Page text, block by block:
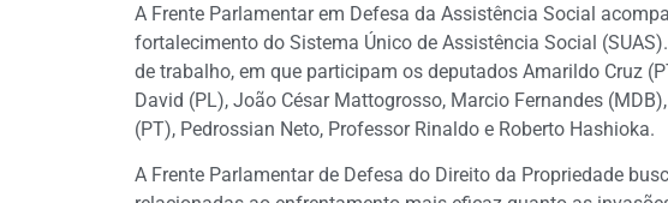
A Frente Parlamentar em Defesa da Assistência Social
fortalecimento do Sistema Único de Assistência Social
de trabalho, em que participam os deputados Amarildo Cruz
David (PL), João César Mattogrosso, Marcio Fernandes
(PT), Pedrossian Neto, Professor Rinaldo e Roberto Hashioka.
A Frente Parlamentar de Defesa do Direito da Propriedade